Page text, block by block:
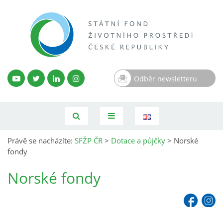
Odběr newsletteru
Právě se nacházíte: SFŽP ČR > Dotace a půjčky > Norské
fondy
Norské fondy